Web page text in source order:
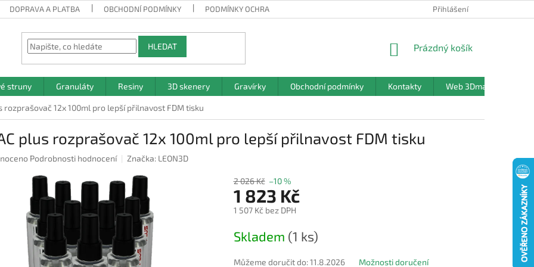
DOPRAVA A PLATBA OBCHODNÍ PODMÍNKY PODMÍNKY OCHRANY OSOBNÍCH ÚDAJŮ Přihlášení
HLEDAT
NÁKUPNÍ
Prázdný košík
struny Granuláty Resiny 3D skenery Gravírky Obchodní podmínky Kontakty Web 3Dmanufaktura.cz
rozprašovač 12x 100ml pro lepší přilnavost FDM tisku
plus rozprašovač 12x 100ml pro lepší přilnavost FDM tisku
Podrobnosti hodnocení Značka: LEON3D
2 026 Kč –10 %
1 823 Kč
1 507 Kč bez DPH
cena:
Skladem (1 ks)
Můžeme doručit do: 11.8.2026 Možnosti doručení